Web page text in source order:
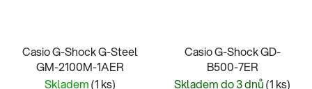
Casio G-Shock G-Steel
GM-2100M-1AER
Skladem(1 ks)
Casio G-Shock GD-
B500-7ER
Skladem do 3 dnů(1 ks)